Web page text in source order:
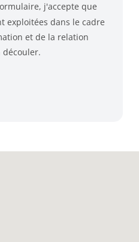
j'accepte que
exploitées dans le cadre
et de la relation